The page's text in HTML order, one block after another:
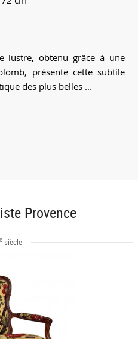
lustre, obtenu grâce à une
présente cette subtile
des plus belles ...
Provence
e siècle